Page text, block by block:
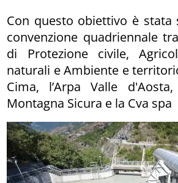
Con questo obiettivo è stata
convenzione quadriennale
di Protezione civile,
naturali e Ambiente e
Cima, l’Arpa Valle
Montagna Sicura e la Cva spa